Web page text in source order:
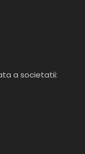
a societatii: